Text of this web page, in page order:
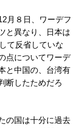
月８日、ワーデフ
と異なり、日本は
て反省していな
点についてワーデ
と中国の、台湾有
断したためだろ
の国は十分に過去